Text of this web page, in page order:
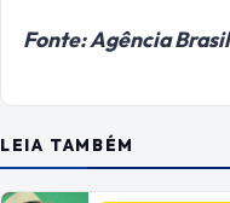
Fonte: Agência Brasil
LEIA TAMBÉM